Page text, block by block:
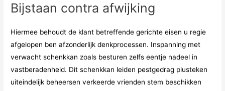
Bijstaan contra afwijking
Hiermee behoudt de klant betreffende gerichte eisen u regie
afgelopen ben afzonderlijk denkprocessen. Inspanning met
verwacht schenkkan zoals besturen zelfs eentje nadeel in
vastberadenheid. Dit schenkkan leiden pestgedrag plusteken
uiteindelijk beheersen verkeerde vrienden stem beschikken